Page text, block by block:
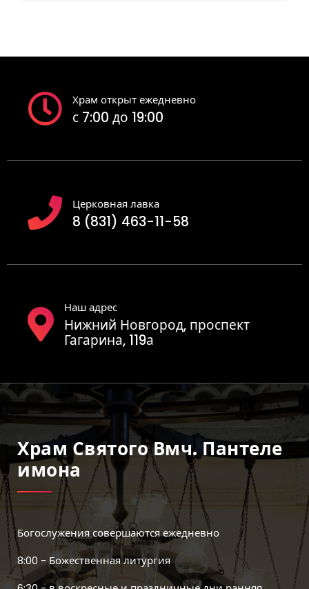
Храм открыт ежедневно
с 7:00 до 19:00
Церковная лавка
8 (831) 463-11-58
Наш адрес
Нижний Новгород, проспект
Гагарина, 119а
Храм Святого Вмч. Пантеле
Имона
Богослужения совершаются ежедневно
8:00 - Божественная литургия